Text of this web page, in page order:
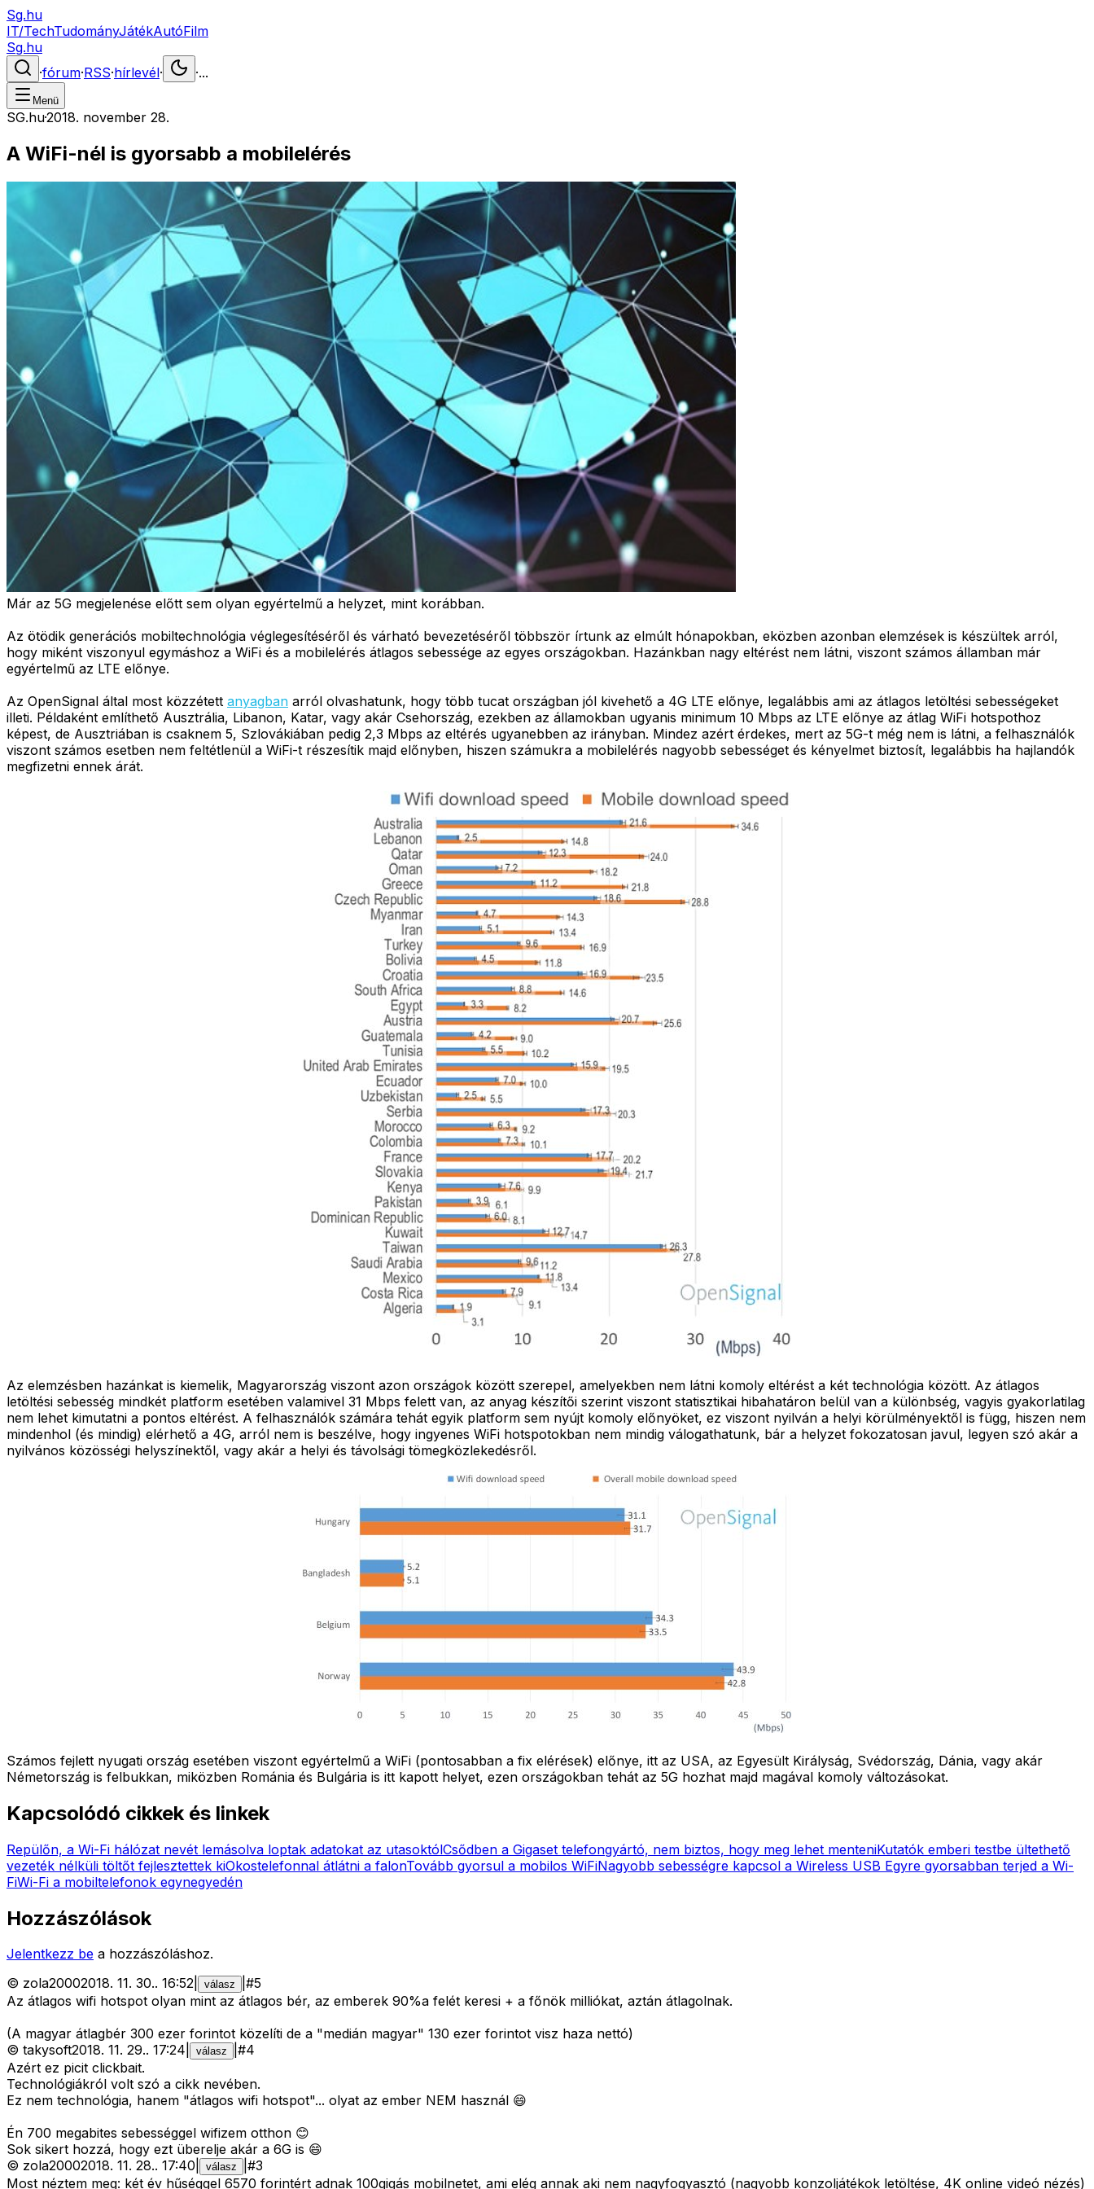
Sg.hu
IT/TechTudományJátékAutóFilm
Sg.hu
·fórum·RSS·hírlevél· ·...
Menü
SG.hu·2018. november 28.
A WiFi-nél is gyorsabb a mobilelérés
Már az 5G megjelenése előtt sem olyan egyértelmű a helyzet, mint korábban.
Az ötödik generációs mobiltechnológia véglegesítéséről és várható bevezetéséről többször írtunk az elmúlt hónapokban, eközben azonban elemzések is készültek arról,
hogy miként viszonyul egymáshoz a WiFi és a mobilelérés átlagos sebessége az egyes országokban. Hazánkban nagy eltérést nem látni, viszont számos államban már
egyértelmű az LTE előnye.
Az OpenSignal által most közzétett anyagban arról olvashatunk, hogy több tucat országban jól kivehető a 4G LTE előnye, legalábbis ami az átlagos letöltési sebességeket
illeti. Példaként említhető Ausztrália, Libanon, Katar, vagy akár Csehország, ezekben az államokban ugyanis minimum 10 Mbps az LTE előnye az átlag WiFi hotspothoz
képest, de Ausztriában is csaknem 5, Szlovákiában pedig 2,3 Mbps az eltérés ugyanebben az irányban. Mindez azért érdekes, mert az 5G-t még nem is látni, a felhasználók
viszont számos esetben nem feltétlenül a WiFi-t részesítik majd előnyben, hiszen számukra a mobilelérés nagyobb sebességet és kényelmet biztosít, legalábbis ha hajlandók
megfizetni ennek árát.
Az elemzésben hazánkat is kiemelik, Magyarország viszont azon országok között szerepel, amelyekben nem látni komoly eltérést a két technológia között. Az átlagos
letöltési sebesség mindkét platform esetében valamivel 31 Mbps felett van, az anyag készítői szerint viszont statisztikai hibahatáron belül van a különbség, vagyis gyakorlatilag
nem lehet kimutatni a pontos eltérést. A felhasználók számára tehát egyik platform sem nyújt komoly előnyöket, ez viszont nyilván a helyi körülményektől is függ, hiszen nem
mindenhol (és mindig) elérhető a 4G, arról nem is beszélve, hogy ingyenes WiFi hotspotokban nem mindig válogathatunk, bár a helyzet fokozatosan javul, legyen szó akár a
nyilvános közösségi helyszínektől, vagy akár a helyi és távolsági tömegközlekedésről.
Számos fejlett nyugati ország esetében viszont egyértelmű a WiFi (pontosabban a fix elérések) előnye, itt az USA, az Egyesült Királyság, Svédország, Dánia, vagy akár
Németország is felbukkan, miközben Románia és Bulgária is itt kapott helyet, ezen országokban tehát az 5G hozhat majd magával komoly változásokat.
Kapcsolódó cikkek és linkek
Repülőn, a Wi-Fi hálózat nevét lemásolva loptak adatokat az utasoktólCsődben a Gigaset telefongyártó, nem biztos, hogy meg lehet menteniKutatók emberi testbe ültethető
vezeték nélküli töltőt fejlesztettek kiOkostelefonnal átlátni a falonTovább gyorsul a mobilos WiFiNagyobb sebességre kapcsol a Wireless USB Egyre gyorsabban terjed a Wi-
FiWi-Fi a mobiltelefonok egynegyedén
Hozzászólások
Jelentkezz be a hozzászóláshoz.
© zola20002018. 11. 30.. 16:52 válasz #5
Az átlagos wifi hotspot olyan mint az átlagos bér, az emberek 90%a felét keresi + a főnök milliókat, aztán átlagolnak.
(A magyar átlagbér 300 ezer forintot közelíti de a "medián magyar" 130 ezer forintot visz haza nettó)
© takysoft2018. 11. 29.. 17:24 válasz #4
Azért ez picit clickbait.
Technológiákról volt szó a cikk nevében.
Ez nem technológia, hanem "átlagos wifi hotspot"... olyat az ember NEM használ 😄
Én 700 megabites sebességgel wifizem otthon 😊
Sok sikert hozzá, hogy ezt überelje akár a 6G is 😄
© zola20002018. 11. 28.. 17:40 válasz #3
Most néztem meg: két év hűséggel 6570 forintért adnak 100gigás mobilnetet, ami elég annak aki nem nagyfogyasztó (nagyobb konzoljátékok letöltése, 4K online videó nézés)